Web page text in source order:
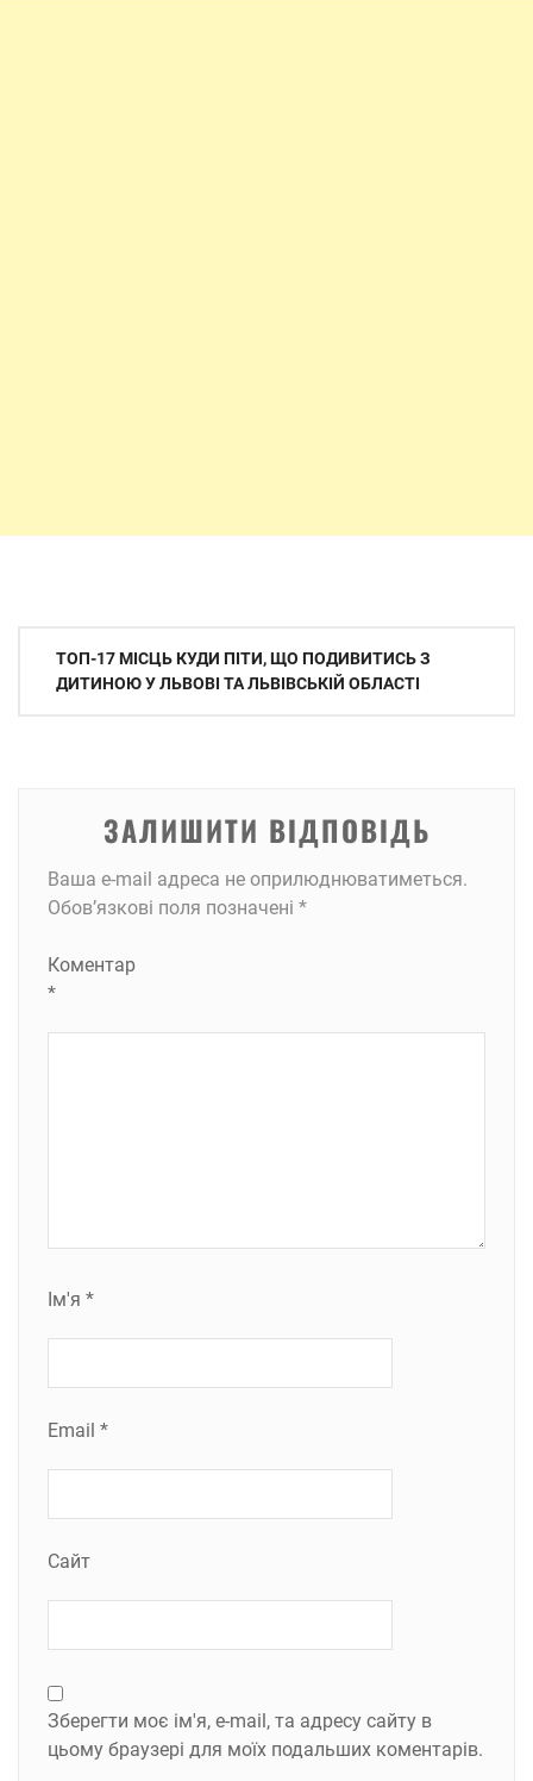
Навігація
записів
ТОП-17 МІСЦЬ КУДИ ПІТИ, ЩО ПОДИВИТИСЬ З
ДИТИНОЮ У ЛЬВОВІ ТА ЛЬВІВСЬКІЙ ОБЛАСТІ
ЗАЛИШИТИ ВІДПОВІДЬ
Ваша e-mail адреса не оприлюднюватиметься.
Обов’язкові поля позначені *
Коментар
*
Ім'я *
Email *
Сайт
Зберегти моє ім'я, e-mail, та адресу сайту в
цьому браузері для моїх подальших коментарів.